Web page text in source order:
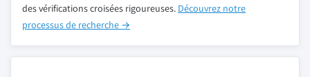
des vérifications croisées rigoureuses. Découvrez notre
processus de recherche →